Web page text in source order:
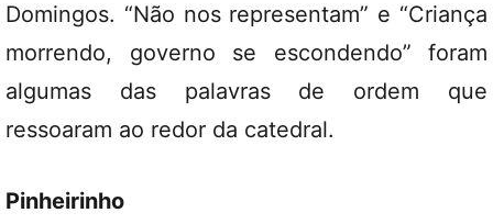
Domingos. “Não nos representam” e “Criança
morrendo, governo se escondendo” foram
algumas das palavras de ordem que
ressoaram ao redor da catedral.
Pinheirinho